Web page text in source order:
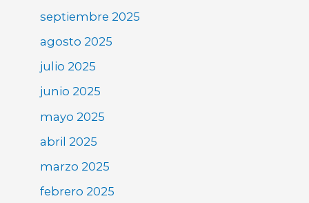
septiembre 2025
agosto 2025
julio 2025
junio 2025
mayo 2025
abril 2025
marzo 2025
febrero 2025